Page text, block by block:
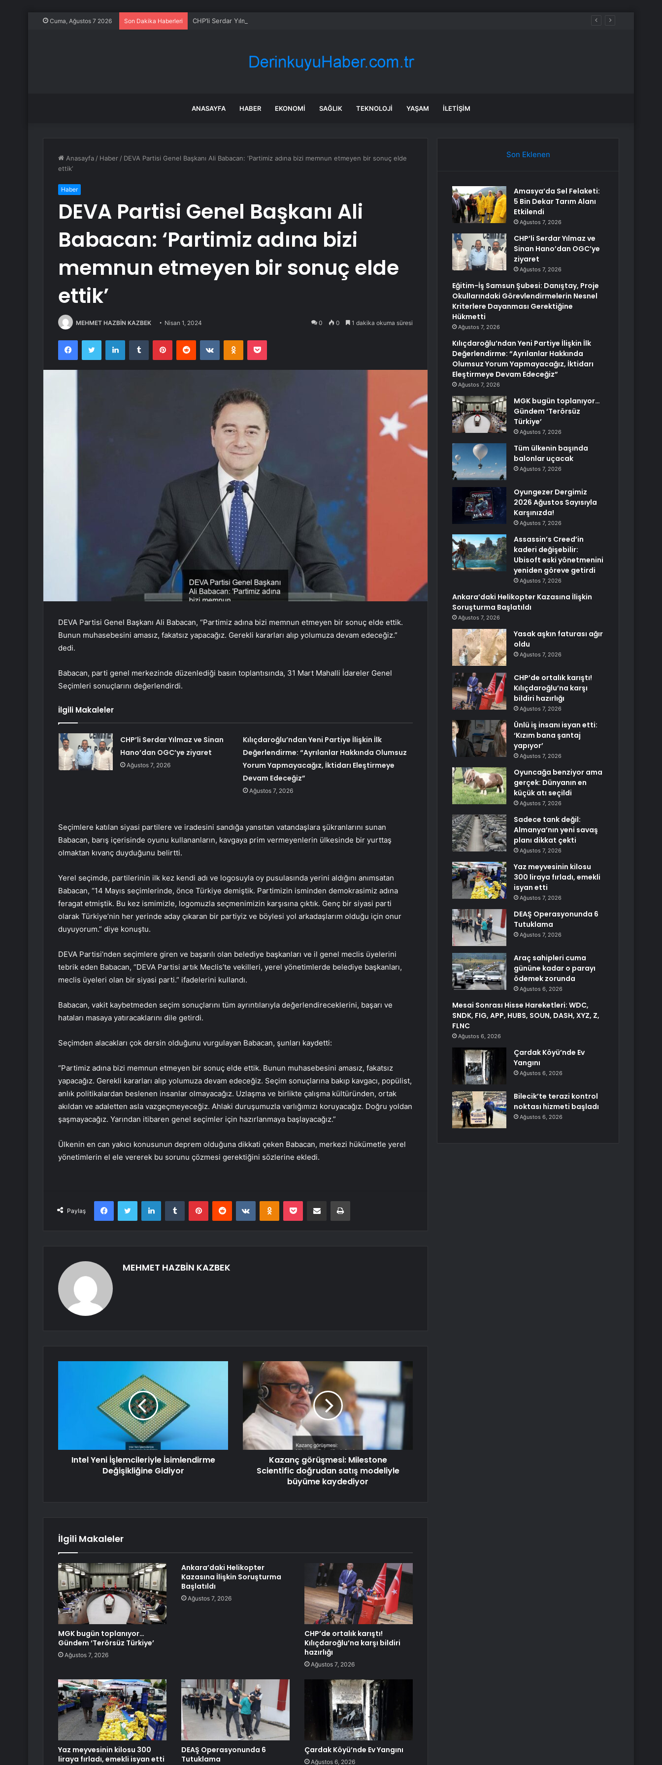
Cuma, Ağustos 7 2026 Son Dakika Haberleri CHP’li Serdar Yılmaz ve Sinan Hano’dan OGC’ye ziyaret
ANASAYFA HABER EKONOMI SAĞLIK TEKNOLOJI YAŞAM İLETIŞIM
Anasayfa / Haber / DEVA Partisi Genel Başkanı Ali Babacan: ‘Partimiz adına bizi memnun etmeyen bir sonuç elde
ettik’
Haber
DEVA Partisi Genel Başkanı Ali
Babacan: ‘Partimiz adına bizi
memnun etmeyen bir sonuç elde
ettik’
MEHMET HAZBİN KAZBEK Nisan 1, 2024 0 0 1 dakika okuma süresi
FacebookTwitter LinkedInTumblr PinterestReddit VKontakteOdnoklassniki
Pocket
DEVA Partisi Genel Başkanı Ali Babacan, “Partimiz adına bizi memnun etmeyen bir sonuç elde ettik.
Bunun muhasebesini amasız, fakatsız yapacağız. Gerekli kararları alıp yolumuza devam edeceğiz.”
dedi.
Babacan, parti genel merkezinde düzenlediği basın toplantısında, 31 Mart Mahalli İdareler Genel
Seçimleri sonuçlarını değerlendirdi.
İlgili Makaleler
CHP’li Serdar Yılmaz ve Sinan
Hano’dan OGC’ye ziyaret
Ağustos 7, 2026
Kılıçdaroğlu’ndan Yeni Partiye İlişkin İlk
Değerlendirme: “Ayrılanlar Hakkında Olumsuz
Yorum Yapmayacağız, İktidarı Eleştirmeye
Devam Edeceğiz”
Ağustos 7, 2026
Seçimlere katılan siyasi partilere ve iradesini sandığa yansıtan vatandaşlara şükranlarını sunan
Babacan, barış içerisinde oyunu kullananların, kavgaya prim vermeyenlerin ülkesinde bir yurttaş
olmaktan kıvanç duyduğunu belirtti.
Yerel seçimde, partilerinin ilk kez kendi adı ve logosuyla oy pusulasında yerini aldığını anımsatan
Babacan, “14 Mayıs seçimlerinde, önce Türkiye demiştik. Partimizin isminden demokrasimiz adına
feragat etmiştik. Bu kez ismimizle, logomuzla seçmenimizin karşısına çıktık. Genç bir siyasi parti
olarak Türkiye’nin her yerinde aday çıkaran bir partiyiz ve böylesi yol arkadaşlarım olduğu için onur
duyuyorum.” diye konuştu.
DEVA Partisi’nden seçimlere giren ve başarılı olan belediye başkanları ve il genel meclis üyelerini
tebrik eden Babacan, “DEVA Partisi artık Meclis’te vekilleri, yerel yönetimlerde belediye başkanları,
meclis üyeleri olan bir siyasi parti.” ifadelerini kullandı.
Babacan, vakit kaybetmeden seçim sonuçlarını tüm ayrıntılarıyla değerlendireceklerini, başarı ve
hataları masaya yatıracaklarını dile getirdi.
Seçimden alacakları çok dersin olduğunu vurgulayan Babacan, şunları kaydetti:
“Partimiz adına bizi memnun etmeyen bir sonuç elde ettik. Bunun muhasebesini amasız, fakatsız
yapacağız. Gerekli kararları alıp yolumuza devam edeceğiz. Seçim sonuçlarına bakıp kavgacı, popülist,
anlık politikalardan beslenen insanlar olmayacağız. Uzlaşma ve birlikte çalışma kültüründen, ortak
akıldan ve adaletten asla vazgeçmeyeceğiz. Ahlaki duruşumuzla varlığımızı koruyacağız. Doğru yoldan
şaşmayacağız. Yarından itibaren genel seçimler için hazırlanmaya başlayacağız.”
Ülkenin en can yakıcı konusunun deprem olduğuna dikkati çeken Babacan, merkezi hükümetle yerel
yönetimlerin el ele vererek bu sorunu çözmesi gerektiğini sözlerine ekledi.
Paylaş
FacebookTwitter LinkedInTumblr PinterestReddit VKontakteOdnoklassniki
Pocket E-Posta ile paylaş Yazdır
MEHMET HAZBİN KAZBEK
Intel Yeni İşlemcileriyle İsimlendirme
Değişikliğine Gidiyor
Kazanç görüşmesi: Milestone
Scientific doğrudan satış modeliyle
büyüme kaydediyor
İlgili Makaleler
MGK bugün toplanıyor…
Gündem ‘Terörsüz Türkiye’
Ağustos 7, 2026
Ankara’daki Helikopter
Kazasına İlişkin Soruşturma
Başlatıldı
Ağustos 7, 2026
CHP’de ortalık karıştı!
Kılıçdaroğlu’na karşı bildiri
hazırlığı
Ağustos 7, 2026
Yaz meyvesinin kilosu 300
liraya fırladı, emekli isyan etti
DEAŞ Operasyonunda 6
Tutuklama
Çardak Köyü’nde Ev Yangını
Ağustos 6, 2026
Son Eklenen
Amasya’da Sel Felaketi:
5 Bin Dekar Tarım Alanı
Etkilendi
Ağustos 7, 2026
CHP’li Serdar Yılmaz ve
Sinan Hano’dan OGC’ye
ziyaret
Ağustos 7, 2026
Eğitim-İş Samsun Şubesi: Danıştay, Proje
Okullarındaki Görevlendirmelerin Nesnel
Kriterlere Dayanması Gerektiğine
Hükmetti
Ağustos 7, 2026
Kılıçdaroğlu’ndan Yeni Partiye İlişkin İlk
Değerlendirme: “Ayrılanlar Hakkında
Olumsuz Yorum Yapmayacağız, İktidarı
Eleştirmeye Devam Edeceğiz”
Ağustos 7, 2026
MGK bugün toplanıyor…
Gündem ‘Terörsüz
Türkiye’
Ağustos 7, 2026
Tüm ülkenin başında
balonlar uçacak
Ağustos 7, 2026
Oyungezer Dergimiz
2026 Ağustos Sayısıyla
Karşınızda!
Ağustos 7, 2026
Assassin’s Creed’in
kaderi değişebilir:
Ubisoft eski yönetmenini
yeniden göreve getirdi
Ağustos 7, 2026
Ankara’daki Helikopter Kazasına İlişkin
Soruşturma Başlatıldı
Ağustos 7, 2026
Yasak aşkın faturası ağır
oldu
Ağustos 7, 2026
CHP’de ortalık karıştı!
Kılıçdaroğlu’na karşı
bildiri hazırlığı
Ağustos 7, 2026
Ünlü iş insanı isyan etti:
‘Kızım bana şantaj
yapıyor’
Ağustos 7, 2026
Oyuncağa benziyor ama
gerçek: Dünyanın en
küçük atı seçildi
Ağustos 7, 2026
Sadece tank değil:
Almanya’nın yeni savaş
planı dikkat çekti
Ağustos 7, 2026
Yaz meyvesinin kilosu
300 liraya fırladı, emekli
isyan etti
Ağustos 7, 2026
DEAŞ Operasyonunda 6
Tutuklama
Ağustos 7, 2026
Araç sahipleri cuma
gününe kadar o parayı
ödemek zorunda
Ağustos 6, 2026
Mesai Sonrası Hisse Hareketleri: WDC,
SNDK, FIG, APP, HUBS, SOUN, DASH, XYZ, Z,
FLNC
Ağustos 6, 2026
Çardak Köyü’nde Ev
Yangını
Ağustos 6, 2026
Bilecik’te terazi kontrol
noktası hizmeti başladı
Ağustos 6, 2026